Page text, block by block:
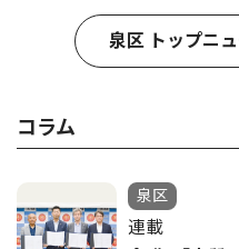
泉区 トップニ
コラム
泉区
連載